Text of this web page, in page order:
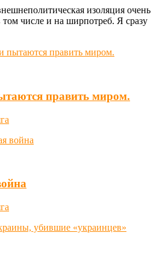
изоляция очень
числе и на ширпотреб. Я сразу
править миром.